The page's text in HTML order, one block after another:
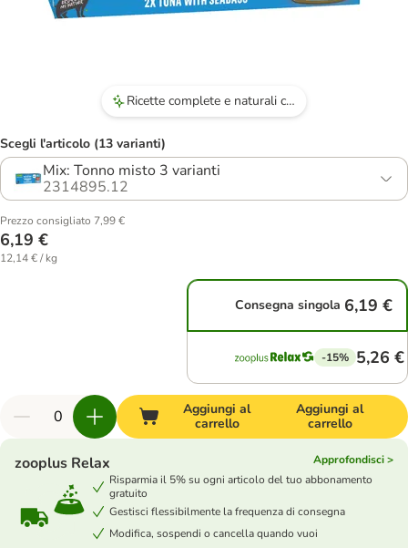
Ricette complete e naturali che offrono proteine animali senza derivati.
Scegli l'articolo (13 varianti)
Mix: Tonno misto 3 varianti
2314895.12
Prezzo consigliato 7,99 €
6,19 €
12,14 € / kg
Consegna singola 6,19 €
-15% 5,26 €
Aggiungi al
carrello
Aggiungi al
carrello
zooplus Relax
Approfondisci >
Risparmia il 5% su ogni articolo del tuo abbonamento
gratuito
Gestisci flessibilmente la frequenza di consegna
Modifica, sospendi o cancella quando vuoi